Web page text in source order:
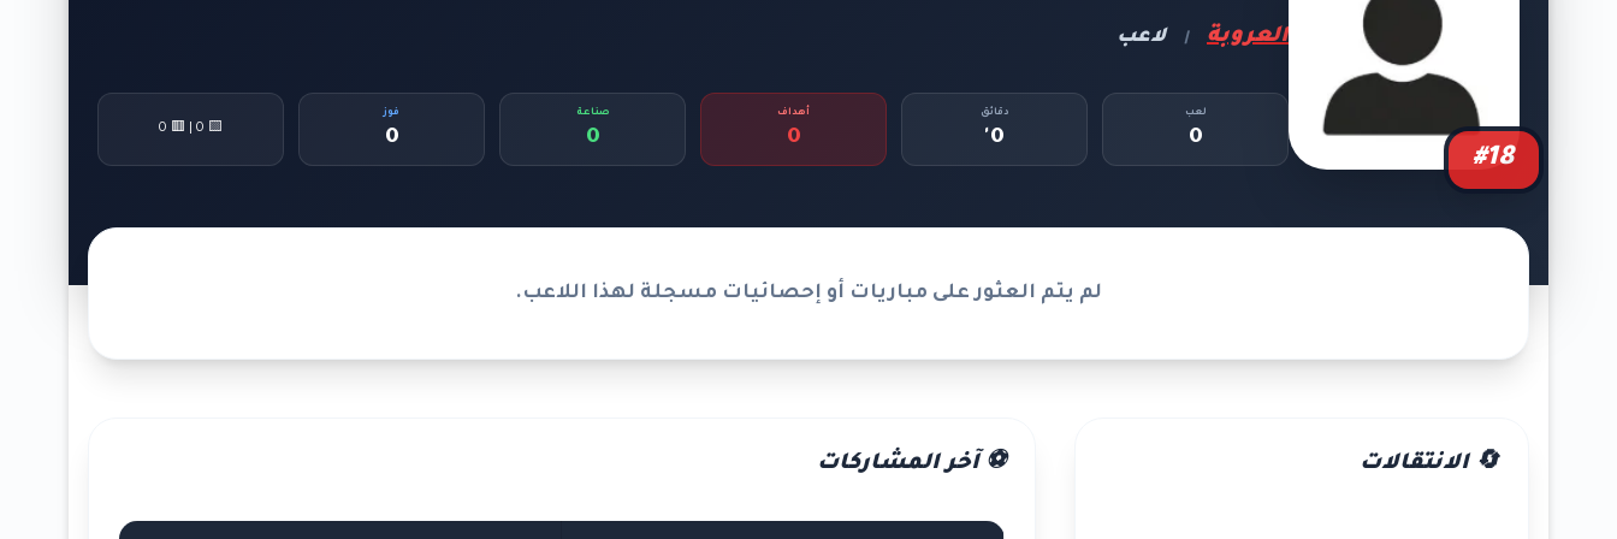
#18
العروبة | لاعب
لعب
0
دقائق
0'
أهداف
0
صناعة
0
فوز
0
🟨 0 | 🟥 0
لم يتم العثور على مباريات أو إحصائيات مسجلة لهذا اللاعب.
🔄 الانتقالات ⚽ آخر المشاركات